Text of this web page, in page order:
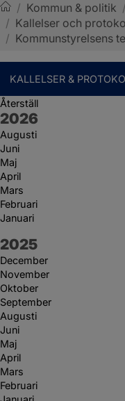
Sotenäs kommun
/ Kommun & politik /
/ Kallelser och
/ Kommunstyrelsens
KALLELSER &
Återställ
År:
2026
Augusti
Juni
Maj
April
Mars
Februari
Januari
År:
2025
December
November
Oktober
September
Augusti
Juni
Maj
April
Mars
Februari